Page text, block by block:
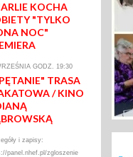
KOCHA
"TYLKO
NOC"
GODZ. 19:30
TRASA
/ KINO
i zapisy:
panel.nhef.pl/zgloszenie